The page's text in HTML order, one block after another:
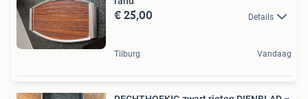
€ 25,00 Details
Tilburg Vandaag